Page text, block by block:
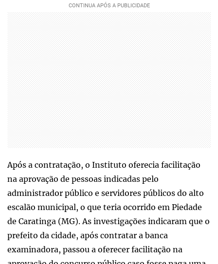
Após a contratação, o Instituto oferecia facilitação
na aprovação de pessoas indicadas pelo
administrador público e servidores públicos do alto
escalão municipal, o que teria ocorrido em Piedade
de Caratinga (MG). As investigações indicaram que o
prefeito da cidade, após contratar a banca
examinadora, passou a oferecer facilitação na